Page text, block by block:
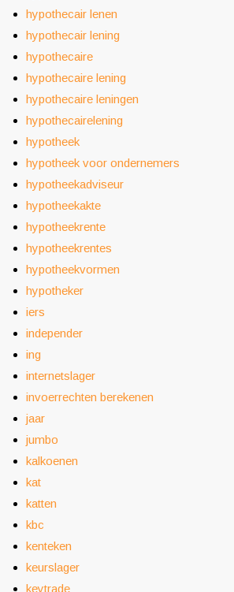
hypothecair lenen
hypothecair lening
hypothecaire
hypothecaire lening
hypothecaire leningen
hypothecairelening
hypotheek
hypotheek voor ondernemers
hypotheekadviseur
hypotheekakte
hypotheekrente
hypotheekrentes
hypotheekvormen
hypotheker
iers
independer
ing
internetslager
invoerrechten berekenen
jaar
jumbo
kalkoenen
kat
katten
kbc
kenteken
keurslager
keytrade